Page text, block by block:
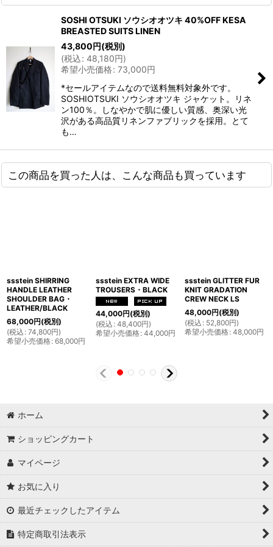
SOSHI OTSUKI ソウシオオツキ 40%OFF KESA
BREASTED SUITS LINEN
43,800円(税別)
(税込: 48,180円)
希望小売価格: 73,000円
*セールアイテムなので送料無料対象外です。
SOSHIOTSUKI ソウシオオツキ ジャケット。リネ
ン100％。しなやかで肌に優しい質感、奥深い光
沢がある高品質リネンファブリックを採用。とて
も…
この商品を買った人は、こんな商品も買っています
ssstein SHIRRING
HANDLE LEATHER
SHOULDER BAG・
LEATHER/BLACK
68,000円(税別)
(税込 : 74,800円)
希望小売価格: 68,000円
ssstein EXTRA WIDE
TROUSERS・BLACK
44,000円(税別)
(税込 : 48,400円)
希望小売価格: 44,000円
ssstein GLITTER FUR
KNIT GRADATION
CREW NECK LS
48,000円(税別)
(税込 : 52,800円)
希望小売価格: 48,000円
ホーム
ショッピングカート
マイページ
お気に入り
最近チェックしたアイテム
特定商取引法表示